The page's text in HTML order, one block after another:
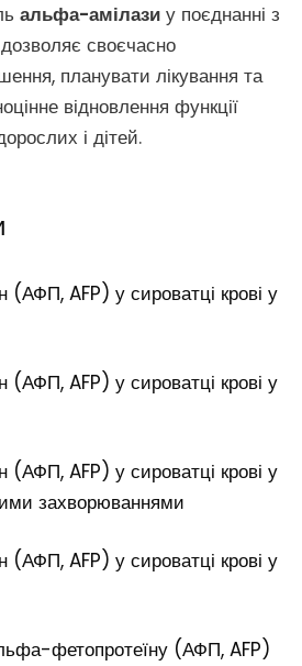
альфа-амілази у поєднанні з
своєчасно
планувати лікування та
відновлення функції
і дітей.
AFP) у сироватці крові у
AFP) у сироватці крові у
AFP) у сироватці крові у
захворюваннями
AFP) у сироватці крові у
фетопротеїну (АФП, AFP)